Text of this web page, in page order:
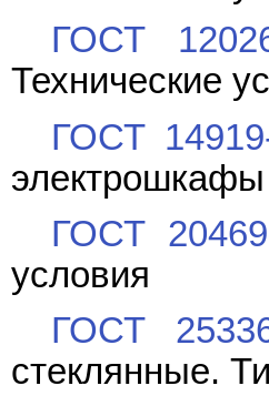
ГОСТ
Технические
ГОСТ
ГОСТ
условия
ГОСТ
стеклянные.